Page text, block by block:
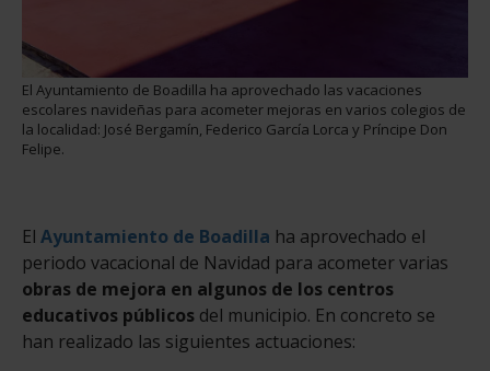
El Ayuntamiento de Boadilla ha aprovechado las vacaciones
escolares navideñas para acometer mejoras en varios colegios de
la localidad: José Bergamín, Federico García Lorca y Príncipe Don
Felipe.
El Ayuntamiento de Boadilla ha aprovechado el
periodo vacacional de Navidad para acometer varias
obras de mejora en algunos de los centros
educativos públicos del municipio. En concreto se
han realizado las siguientes actuaciones: